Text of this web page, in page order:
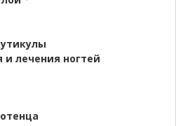
и лечения ногтей